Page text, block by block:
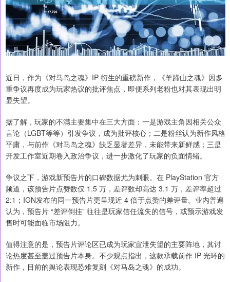
近日，作为《对马岛之魂》IP 衍生的重磅新作，《羊蹄山之魂》因多
重争议再度成为玩家热议的批评焦点，即便系列老粉也对其表现出明
显失望。
据了解，玩家的不满主要集中在三大方面：一是游戏主角因相关公众
言论（LGBT等等）引发争议，成为批评核心；二是粉丝认为新作风格
平庸，与前作《对马岛之魂》缺乏显著差异，未能带来新鲜感；三是
开发工作室近期卷入政治争议，进一步激化了玩家的负面情绪。
争议之下，游戏新预告片的口碑数据尤为刺眼。在 PlayStation 官方
频道，该预告片点赞数仅 1.5 万，差评数却高达 3.1 万，差评率超过
2:1；IGN发布的同一预告片更呈现近 4 倍于点赞的差评量。业内普遍
认为，预告片 “差评倒挂” 往往是玩家信任流失的信号，或预示游戏发
售时可能面临市场阻力。
值得注意的是，预告片评论区已成为玩家宣泄失望的主要阵地，其讨
论热度甚至盖过预告片本身。不少观点指出，这款承载前作 IP 光环的
新作，目前的舆论表现恐难复刻《对马岛之魂》的成功。